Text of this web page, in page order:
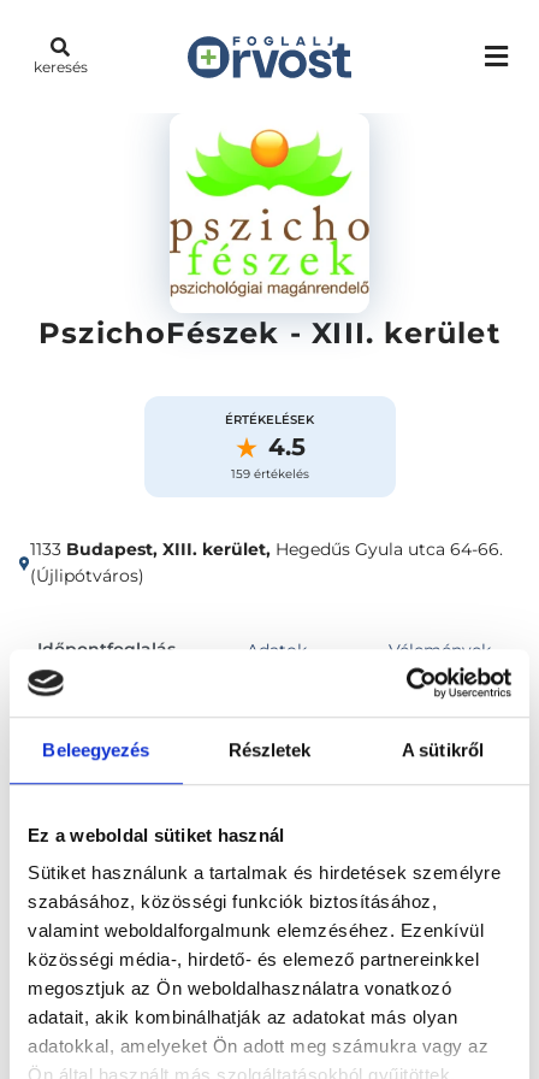
Beleegyezés Részletek A sütikről
Ez a weboldal sütiket használ
Sütiket használunk a tartalmak és hirdetések személyre
szabásához, közösségi funkciók biztosításához,
valamint weboldalforgalmunk elemzéséhez. Ezenkívül
közösségi média-, hirdető- és elemező partnereinkkel
megosztjuk az Ön weboldalhasználatra vonatkozó
adatait, akik kombinálhatják az adatokat más olyan
adatokkal, amelyeket Ön adott meg számukra vagy az
keresés
PszichoFészek - XIII. kerület
ÉRTÉKELÉSEK
4.5
159 értékelés
1133 Budapest, XIII. kerület, Hegedűs Gyula utca 64-66.
(Újlipótváros)
Időpontfoglalás Adatok Vélemények
Foglalj időpontot
Főoldal Klinikák
Addiktológiai konzultáns szakember, Budapest, XIII.
kerület